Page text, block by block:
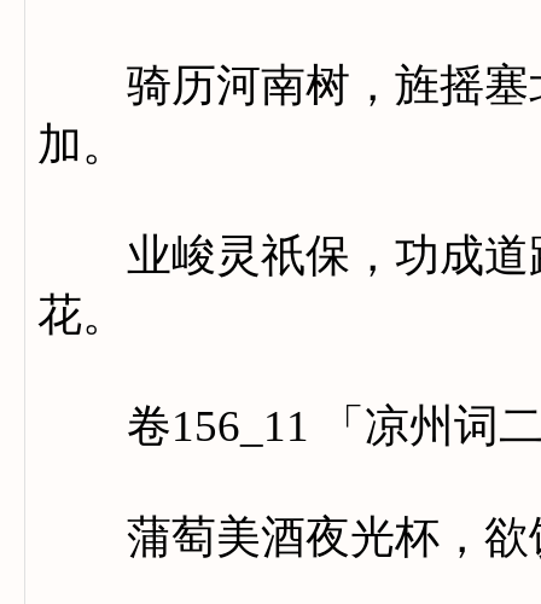
骑历河南树，旌摇塞
加。
业峻灵祇保，功成道
花。
卷156_11 「凉州词
蒲萄美酒夜光杯，欲